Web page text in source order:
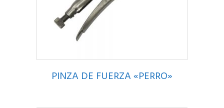
PINZA DE FUERZA «PERRO»